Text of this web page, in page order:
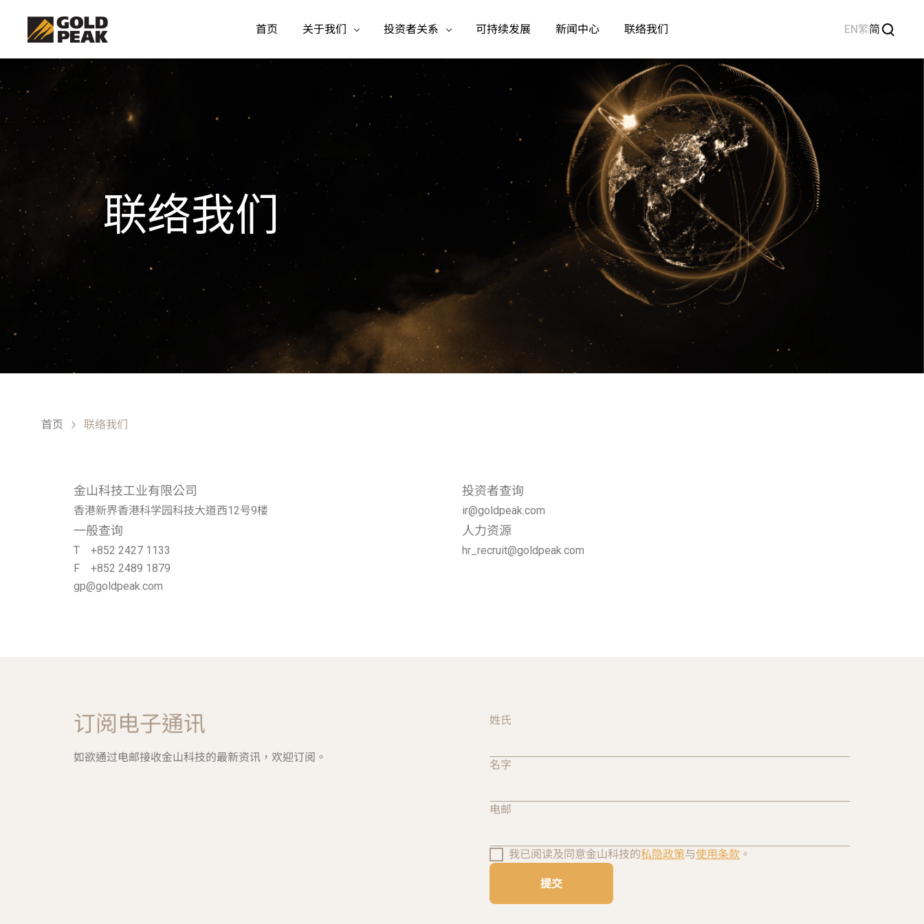
首页 关于我们 投资者关系 可持续发展 新闻中心 联络我们 EN繁简
联络我们
首页 联络我们
金山科技工业有限公司
香港新界香港科学园科技大道西12号9楼
一般查询
T +852 2427 1133
F +852 2489 1879
gp@goldpeak.com
投资者查询
ir@goldpeak.com
人力资源
hr_recruit@goldpeak.com
订阅电子通讯
如欲通过电邮接收金山科技的最新资讯，欢迎订阅。
姓氏
名字
电邮
我已阅读及同意金山科技的私隐政策与使用条款 。